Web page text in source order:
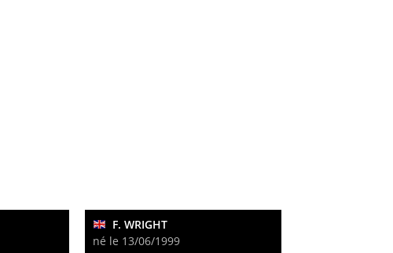
F. WRIGHT
né le 13/06/1999